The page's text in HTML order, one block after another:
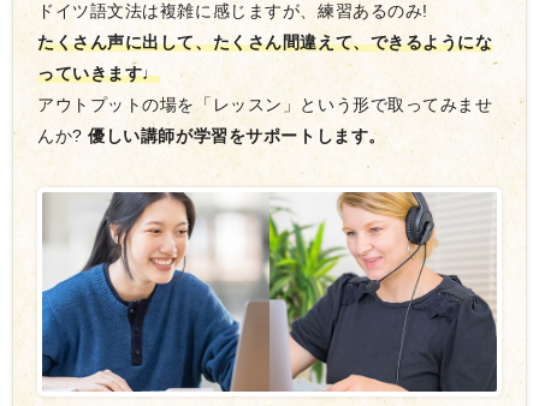
ドイツ語文法は複雑に感じますが、練習あるのみ!
たくさん声に出して、たくさん間違えて、できるようにな
っていきます♩
アウトプットの場を「レッスン」という形で取ってみませ
んか?優しい講師が学習をサポートします。